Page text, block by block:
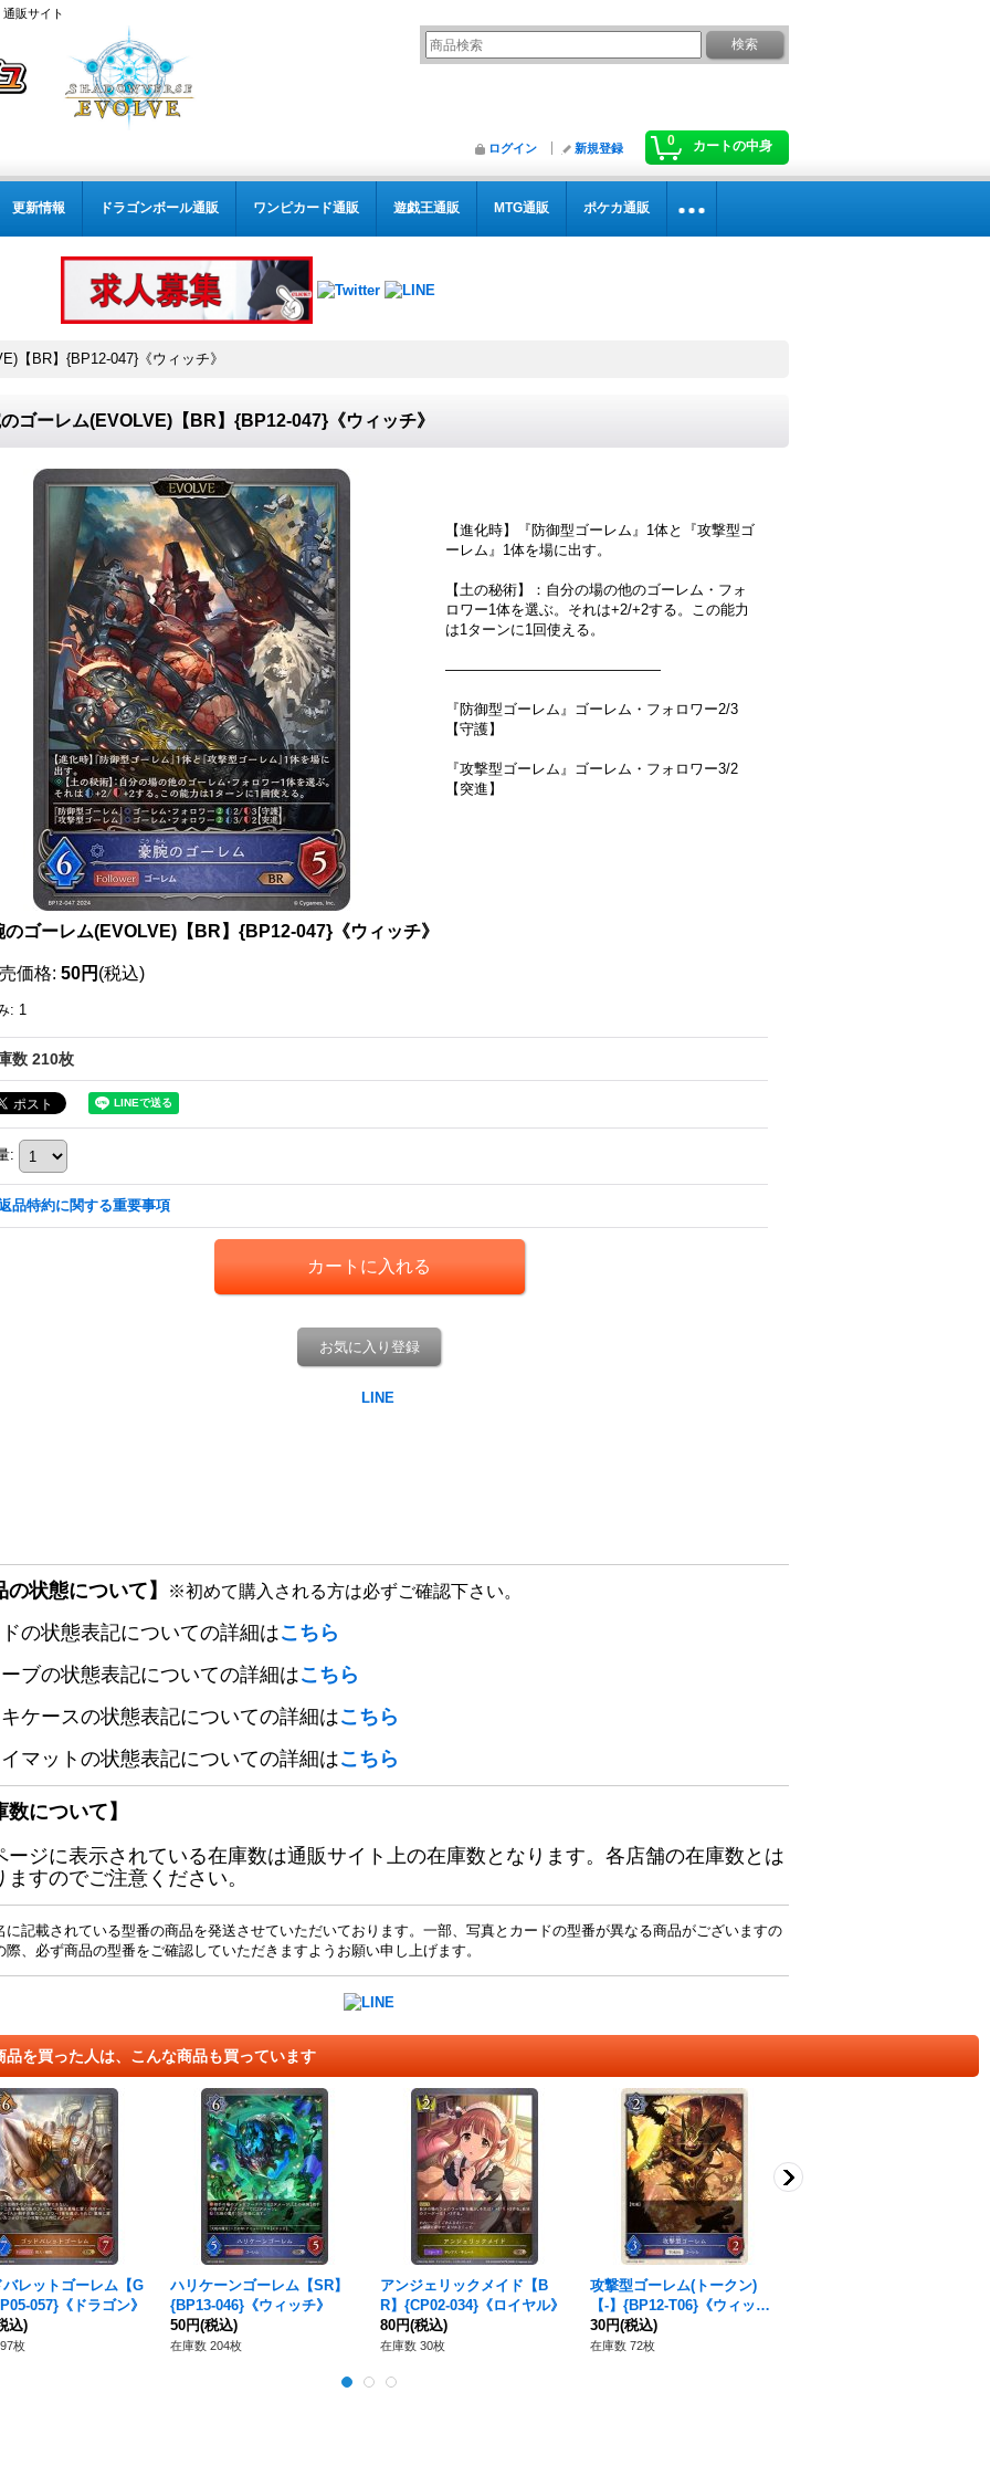
販サイト
0 カートの中身
ログイン 新規登録
更新情報 ドラゴンボール通販 ワンピカード通販 遊戯王通販 MTG通販 ポケカ通販
【BR】{BP12-047}《ウィッチ》
ゴーレム(EVOLVE)【BR】{BP12-047}《ウィッチ》
【進化時】『防御型ゴーレム』1体と『攻撃型ゴ
ーレム』1体を場に出す。
【土の秘術】：自分の場の他のゴーレム・フォ
ロワー1体を選ぶ。それは+2/+2する。この能力
は1ターンに1回使える。
―――――――――――――――
『防御型ゴーレム』ゴーレム・フォロワー2/3
【守護】
『攻撃型ゴーレム』ゴーレム・フォロワー3/2
【突進】
のゴーレム(EVOLVE)【BR】{BP12-047}《ウィッチ》
価格: 50円 (税込)
: 1
数 210枚
:
品特約に関する重要事項
お気に入り登録
の状態について】 ※初めて購入される方は必ずご確認下さい。
の状態表記についての詳細はこちら
ブの状態表記についての詳細はこちら
ケースの状態表記についての詳細はこちら
マットの状態表記についての詳細はこちら
数について】
ージに表示されている在庫数は通販サイト上の在庫数となります。各店舗の在庫数とは
ますのでご注意ください。
記載されている型番の商品を発送させていただいております。一部、写真とカードの型番が異なる商品がございますの
際、必ず商品の型番をご確認していただきますようお願い申し上げます。
品を買った人は、こんな商品も買っています
レットゴーレム【G
057}《ドラゴン》
込)
枚
ハリケーンゴーレム【SR】
{BP13-046}《ウィッチ》
50円(税込)
在庫数 204枚
アンジェリックメイド【B
R】{CP02-034}《ロイヤル》
80円(税込)
在庫数 30枚
攻撃型ゴーレム(トークン)
【-】{BP12-T06}《ウィッ
チ》
30円(税込)
在庫数 72枚